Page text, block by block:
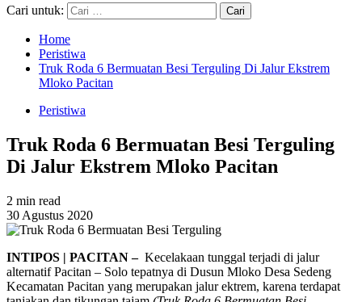
Cari untuk:
Home
Peristiwa
Truk Roda 6 Bermuatan Besi Terguling Di Jalur Ekstrem
Mloko Pacitan
Peristiwa
Truk Roda 6 Bermuatan Besi Terguling
Di Jalur Ekstrem Mloko Pacitan
2 min read
30 Agustus 2020
INTIPOS | PACITAN – Kecelakaan tunggal terjadi di jalur
alternatif Pacitan – Solo tepatnya di Dusun Mloko Desa Sedeng
Kecamatan Pacitan yang merupakan jalur ektrem, karena terdapat